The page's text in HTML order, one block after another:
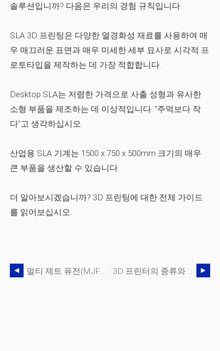
솔루션입니까? 다음은 우리의 경험 규칙입니다:
SLA 3D 프린팅은 다양한 열경화성 재료를 사용하여 매
우 매끄러운 표면과 매우 미세한 세부 묘사로 시각적 프
로토타입을 제작하는 데 가장 적합합니다.
Desktop SLA는 저렴한 가격으로 사출 성형과 유사한
소형 부품을 제조하는 데 이상적입니다. "주먹보다 작
다"고 생각하십시오.
산업용 SLA 기계는 1500 x 750 x 500mm 크기의 매우
큰 부품을 생산할 수 있습니다.
더 알아보시겠습니까? 3D 프린팅에 대한 전체 가이드
를 읽어보십시오.
멀티 제트 퓨전(MJF)이란 무엇입니까? 허브에서 설명 3D 프린터의 종류와 기능은 무엇입니까?